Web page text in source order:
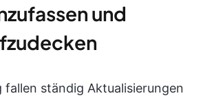
und
fallen ständig Aktualisierungen